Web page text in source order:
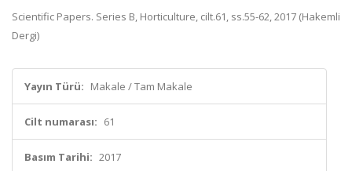
Scientific Papers. Series B, Horticulture, cilt.61, ss.55-62, 2017 (Hakemli
Dergi)
Yayın Türü: Makale / Tam Makale
Cilt numarası: 61
Basım Tarihi: 2017